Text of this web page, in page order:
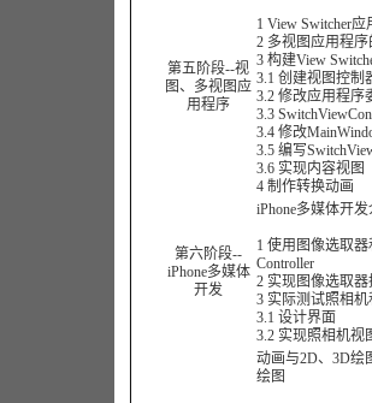
第五阶段--视
图、多视图应
用程序
1 View Switcher应
2 多视图应用程
3 构建View
3.1 创建视图控制
3.2 修改应用程序
3.3
3.4 修改
3.5 编写
3.6 实现内容视图
4 制作转换动画
第六阶段--
iPhone多媒体
开发
iPhone多媒体开
1 使用图像选取器
Controller
2 实现图像选取
3 实际测试照相机
3.1 设计界面
3.2 实现照相机视
动画与2D、3D绘
绘图